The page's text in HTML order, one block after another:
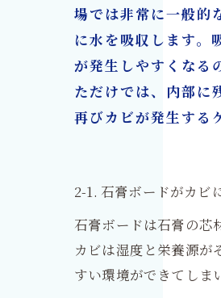
場では非常に一般的
に水を吸収します。
が発生しやすくなる
ただけでは、内部に
再びカビが発生する
2-1. 石膏ボードがカビ
石膏ボードは石膏の芯
カビは湿度と栄養源が
すい環境ができてしま